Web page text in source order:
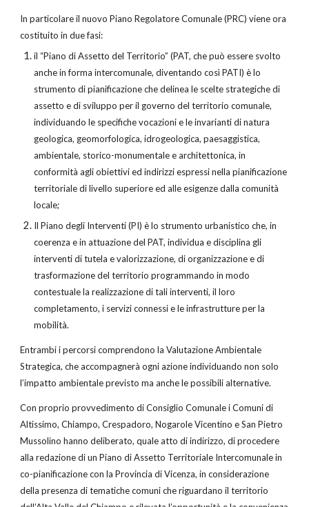
In particolare il nuovo Piano Regolatore Comunale (PRC) viene ora
costituito in due fasi:
il “Piano di Assetto del Territorio” (PAT, che può essere svolto
anche in forma intercomunale, diventando così PATI) è lo
strumento di pianificazione che delinea le scelte strategiche di
assetto e di sviluppo per il governo del territorio comunale,
individuando le specifiche vocazioni e le invarianti di natura
geologica, geomorfologica, idrogeologica, paesaggistica,
ambientale, storico-monumentale e architettonica, in
conformità agli obiettivi ed indirizzi espressi nella pianificazione
territoriale di livello superiore ed alle esigenze dalla comunità
locale;
Il Piano degli Interventi (PI) è lo strumento urbanistico che, in
coerenza e in attuazione del PAT, individua e disciplina gli
interventi di tutela e valorizzazione, di organizzazione e di
trasformazione del territorio programmando in modo
contestuale la realizzazione di tali interventi, il loro
completamento, i servizi connessi e le infrastrutture per la
mobilità.
Entrambi i percorsi comprendono la Valutazione Ambientale
Strategica, che accompagnerà ogni azione individuando non solo
l’impatto ambientale previsto ma anche le possibili alternative.
Con proprio provvedimento di Consiglio Comunale i Comuni di
Altissimo, Chiampo, Crespadoro, Nogarole Vicentino e San Pietro
Mussolino hanno deliberato, quale atto di indirizzo, di procedere
alla redazione di un Piano di Assetto Territoriale Intercomunale in
co-pianificazione con la Provincia di Vicenza, in considerazione
della presenza di tematiche comuni che riguardano il territorio